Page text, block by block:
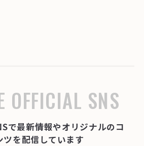
OFFICIAL SNS
で最新情報やオリジナルのコ
ツを配信しています